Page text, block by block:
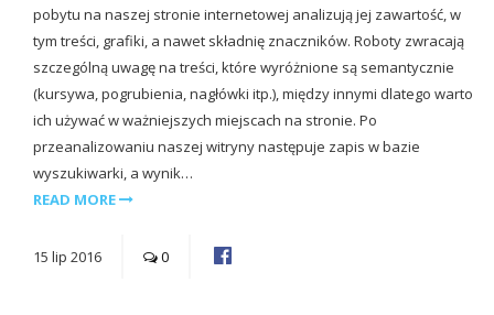
pobytu na naszej stronie internetowej analizują jej zawartość, w
tym treści, grafiki, a nawet składnię znaczników. Roboty zwracają
szczególną uwagę na treści, które wyróżnione są semantycznie
(kursywa, pogrubienia, nagłówki itp.), między innymi dlatego warto
ich używać w ważniejszych miejscach na stronie. Po
przeanalizowaniu naszej witryny następuje zapis w bazie
wyszukiwarki, a wynik…
READ MORE
15 lip 2016 0